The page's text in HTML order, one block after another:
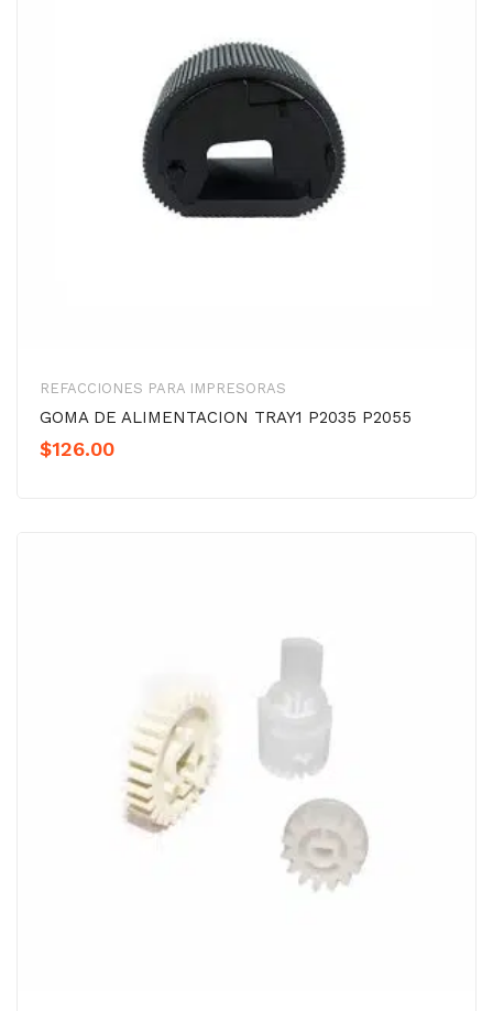
REFACCIONES PARA IMPRESORAS
GOMA DE ALIMENTACION TRAY1 P2035 P2055
$126.00